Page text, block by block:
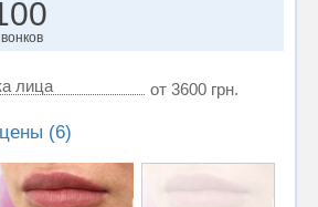
лица от 3600 грн.
(6)